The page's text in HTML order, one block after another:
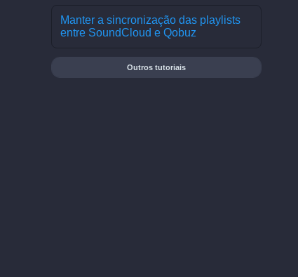
Manter a sincronização das playlists
entre SoundCloud e Qobuz
Outros tutoriais